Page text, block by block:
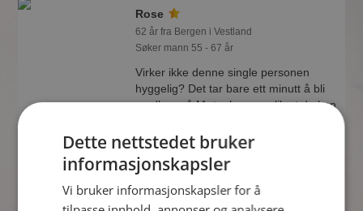
Rose
62 år fra Bergen i Vestland
Søker mann 55 - 67 år
Virker ikke denne single personen
hyggelig? Det tar bare ett minutt å bli
medlem på Møteplassen, slik at du kan
Dette nettstedet bruker
informasjonskapsler
Vi bruker informasjonskapsler for å